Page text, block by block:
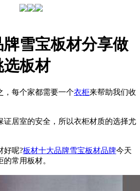
雪宝板材分享做
板材
每个家都需要一个衣柜来帮助我们收
居室的安全，所以衣柜材质的选择尤
呢?板材十大品牌雪宝板材品牌今天
常用板材。